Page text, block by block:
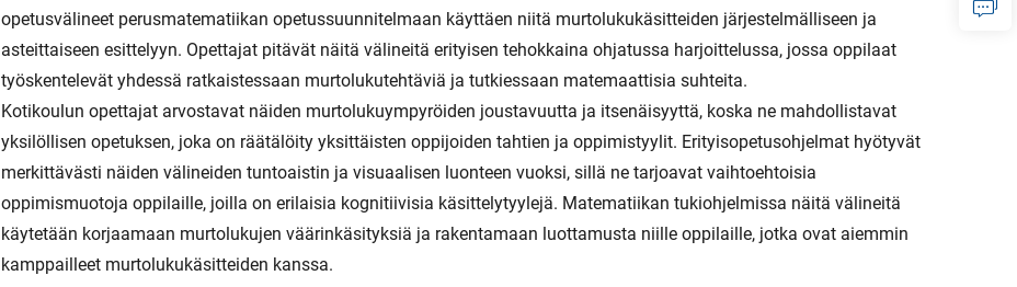
opetusvälineet perusmatematiikan opetussuunnitelmaan käyttäen niitä murtolukukäsitteiden järjestelmälliseen ja
asteittaiseen esittelyyn. Opettajat pitävät näitä välineitä erityisen tehokkaina ohjatussa harjoittelussa, jossa oppilaat
työskentelevät yhdessä ratkaistessaan murtolukutehtäviä ja tutkiessaan matemaattisia suhteita.
Kotikoulun opettajat arvostavat näiden murtolukuympyröiden joustavuutta ja itsenäisyyttä, koska ne mahdollistavat
yksilöllisen opetuksen, joka on räätälöity yksittäisten oppijoiden tahtien ja oppimistyylit. Erityisopetusohjelmat hyötyvät
merkittävästi näiden välineiden tuntoaistin ja visuaalisen luonteen vuoksi, sillä ne tarjoavat vaihtoehtoisia
oppimismuotoja oppilaille, joilla on erilaisia kognitiivisia käsittelytyylejä. Matematiikan tukiohjelmissa näitä välineitä
käytetään korjaamaan murtolukujen väärinkäsityksiä ja rakentamaan luottamusta niille oppilaille, jotka ovat aiemmin
kamppailleet murtolukukäsitteiden kanssa.